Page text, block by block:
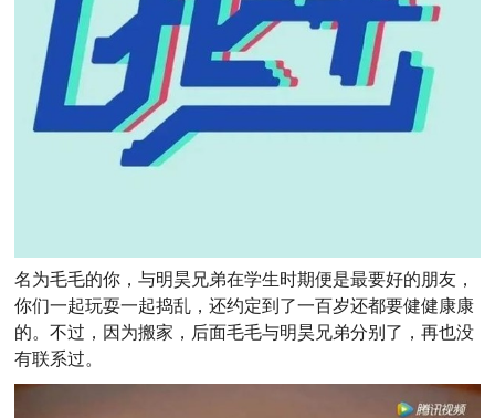
名为毛毛的你，与明昊兄弟在学生时期便是最要好的朋友，
你们一起玩耍一起捣乱，还约定到了一百岁还都要健健康康
的。不过，因为搬家，后面毛毛与明昊兄弟分别了，再也没
有联系过。